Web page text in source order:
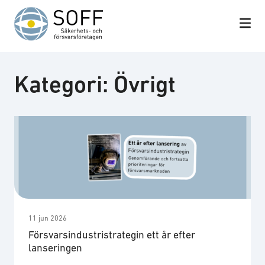
Hoppa till innehåll
Kategori: Övrigt
11 jun 2026
Försvarsindustristrategin ett år efter
lanseringen